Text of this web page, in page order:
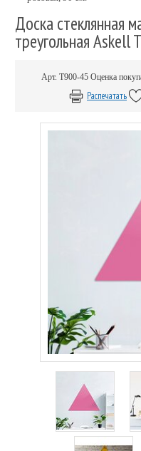
Доска стеклянная
треугольная Askell
Арт. Т900-45 Оценка
Распечатать